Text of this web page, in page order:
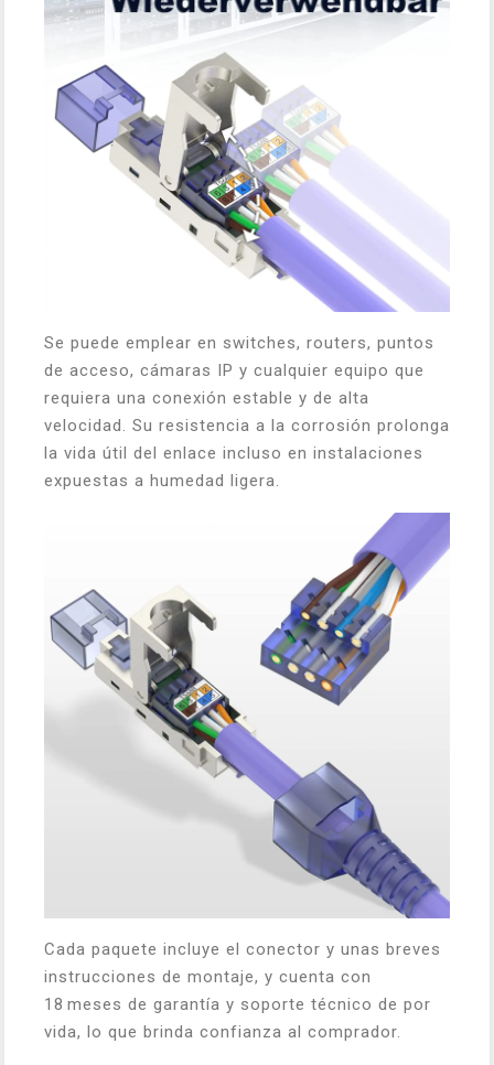
Se puede emplear en switches, routers, puntos
de acceso, cámaras IP y cualquier equipo que
requiera una conexión estable y de alta
velocidad. Su resistencia a la corrosión prolonga
la vida útil del enlace incluso en instalaciones
expuestas a humedad ligera.
Cada paquete incluye el conector y unas breves
instrucciones de montaje, y cuenta con
18 meses de garantía y soporte técnico de por
vida, lo que brinda confianza al comprador.